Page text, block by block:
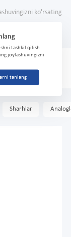
ko'rsating
tashkil qilish
joylashuvingizni
tanlang
uchun ko'rinmas
Sharhlar